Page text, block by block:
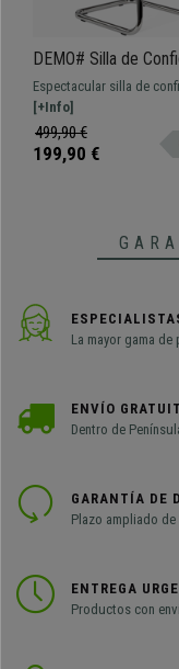
DEMO# Silla de
RABAT, en Piel color
Gran Calidad y Diseño
Espectacular silla de
ergonómica. Impecable
acabados, lujo y
mejor precio.
[+Info]
499,90 €
199,90 €
La mayor gama
ENVÍO
Dentro de
GARANTÍA DE
Plazo ampliado
ENTREGA
Productos con